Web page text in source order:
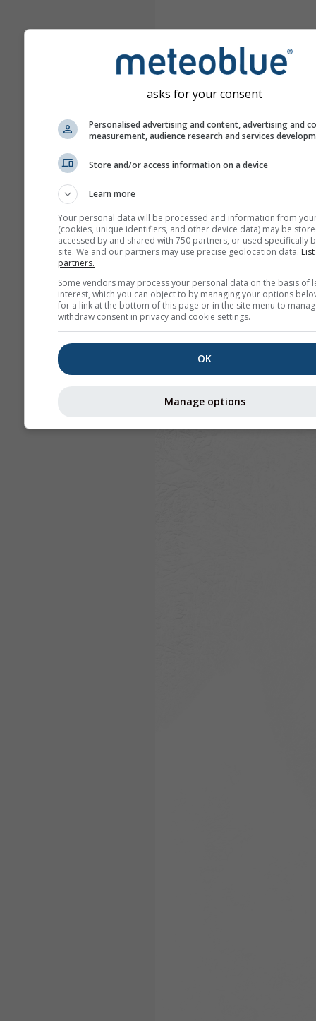
asks for your consent
Personalised advertising and content, advertising and
measurement, audience research and services
Store and/or access information on a device
Learn more
Your personal data will be processed and information from
(cookies, unique identifiers, and other device data) may be
accessed by and shared with 750 partners, or used specifically
site. We and our partners may use precise geolocation data.
partners.
Some vendors may process your personal data on the basis of
interest, which you can object to by managing your options
for a link at the bottom of this page or in the site menu to
withdraw consent in privacy and cookie settings.
OK
Manage options